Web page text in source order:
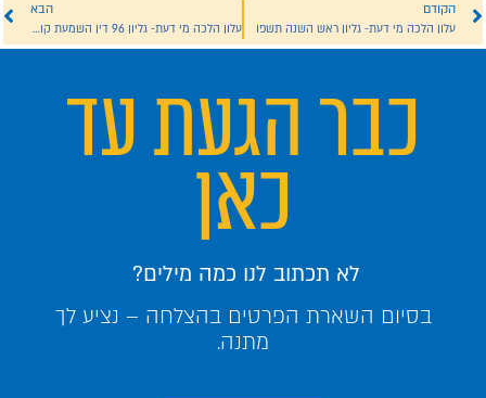
הקודם
עלון הלכה מי דעת- גליון ראש השנה תשפו
הבא
עלון הלכה מי דעת- גליון 96 דין השמעת קול בשבת
כבר הגעת עד
כאן
לא תכתוב לנו כמה מילים?
בסיום השארת הפרטים בהצלחה – נציע לך
מתנה.